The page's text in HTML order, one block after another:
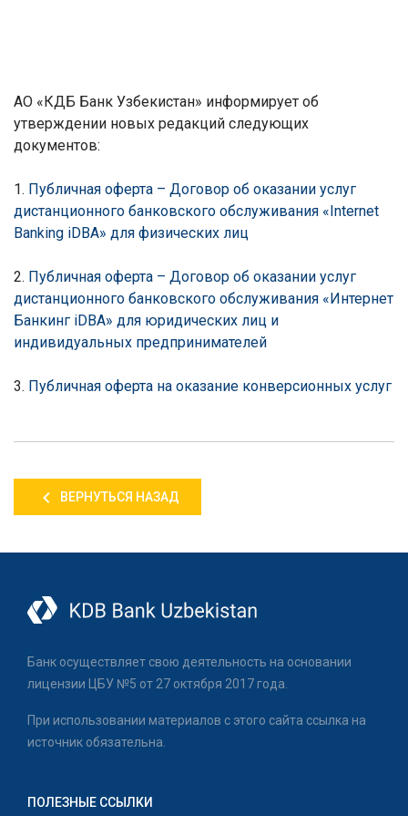
АО «КДБ Банк Узбекистан» информирует об
утверждении новых редакций следующих
документов:
1. Публичная оферта – Договор об оказании услуг
дистанционного банковского обслуживания «Internet
Banking iDBA» для физических лиц
2. Публичная оферта – Договор об оказании услуг
дистанционного банковского обслуживания «Интернет
Банкинг iDBA» для юридических лиц и
индивидуальных предпринимателей
3. Публичная оферта на оказание конверсионных услуг
ВЕРНУТЬСЯ НАЗАД
Банк осуществляет свою деятельность на основании
лицензии ЦБУ №5 от 27 октября 2017 года.
При использовании материалов с этого сайта ссылка на
источник обязательна.
ПОЛЕЗНЫЕ ССЫЛКИ